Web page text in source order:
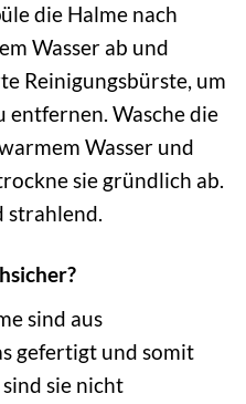
die Halme nach
Wasser ab und
Reinigungsbürste, um
entfernen. Wasche die
Wasser und
sie gründlich ab.
strahlend.
sind aus
gefertigt und somit
sie nicht